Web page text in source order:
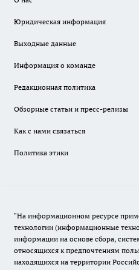
Юридическая информация
Выходные данные
Информация о команде
Редакционная политика
Обзорные статьи и пресс-релизы
Как с нами связаться
Политика этики
"На информационном ресурсе
технологии (информационные
информации на основе сбора,
относящихся к предпочтениям
находящихся на территории